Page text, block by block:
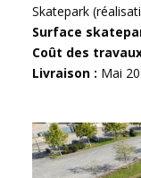
Skatepark
Surface
Coût des
Livraison : Mai